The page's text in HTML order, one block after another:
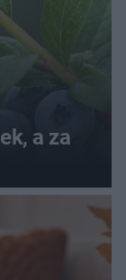
a za